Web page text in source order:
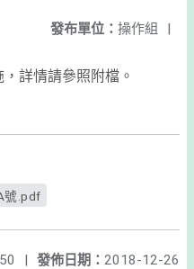
發布單位： 操作組 |
詳情請參照附檔。
號.pdf
發佈日期： 2018-12-26
|